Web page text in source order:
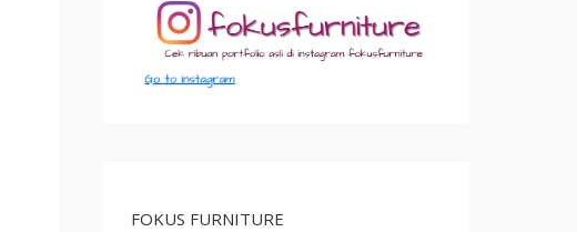
FOKUS FURNITURE